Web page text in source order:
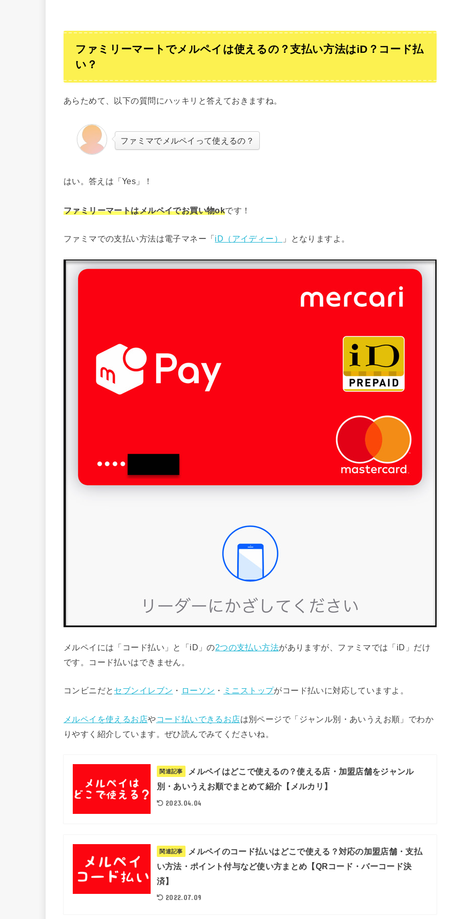
ファミリーマートでメルペイは使えるの？支払い方法はiD？コード払
い？
あらためて、以下の質問にハッキリと答えておきますね。
ファミマでメルペイって使えるの？
はい。答えは「Yes」！
ファミリーマートはメルペイでお買い物okです！
ファミマでの支払い方法は電子マネー「iD（アイディー） 」となりますよ。
メルペイには「コード払い」と「iD」の2つの支払い方法がありますが、ファミマでは「iD」だけ
です。コード払いはできません。
コンビニだと セブンイレブン ・ ローソン ・ ミニストップがコード払いに対応していますよ。
メルペイを使えるお店やコード払いできるお店は別ページで「ジャンル別・あいうえお順」でわか
りやすく紹介しています。ぜひ読んでみてくださいね。
関連記事
メルペイはどこで使えるの？使える店・加盟店舗をジャンル
別・あいうえお順でまとめて紹介【メルカリ】
2023.04.04
関連記事
メルペイのコード払いはどこで使える？対応の加盟店舗・支払
い方法・ポイント付与など使い方まとめ【QRコード・バーコード決
済】
2022.07.09